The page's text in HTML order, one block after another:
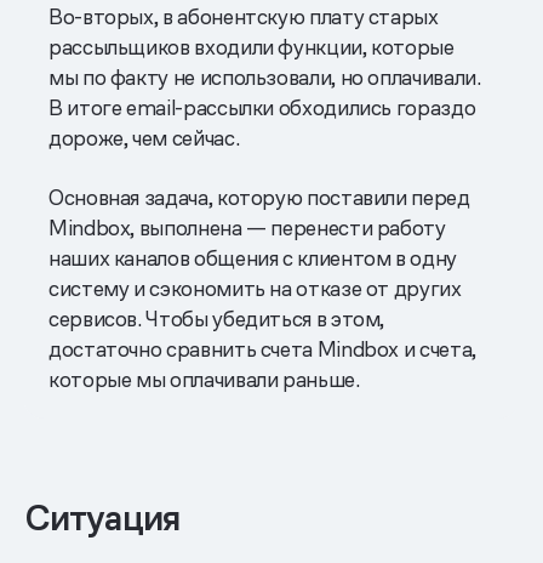
Во-вторых, в абонентскую плату старых
рассыльщиков входили функции, которые
мы по факту не использовали, но оплачивали.
В итоге email-рассылки обходились гораздо
дороже, чем сейчас.
Основная задача, которую поставили перед
Mindbox, выполнена — перенести работу
наших каналов общения с клиентом в одну
систему и сэкономить на отказе от других
сервисов. Чтобы убедиться в этом,
достаточно сравнить счета Mindbox и счета,
которые мы оплачивали раньше.
Ситуация